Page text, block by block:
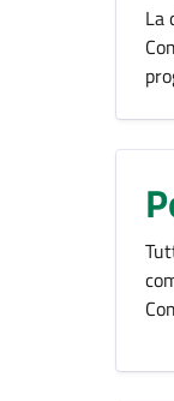
La